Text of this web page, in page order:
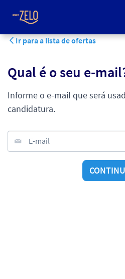
Ir para a lista de ofertas
Qual é o seu e-
Informe o e-mail que será
candidatura.
E-mail